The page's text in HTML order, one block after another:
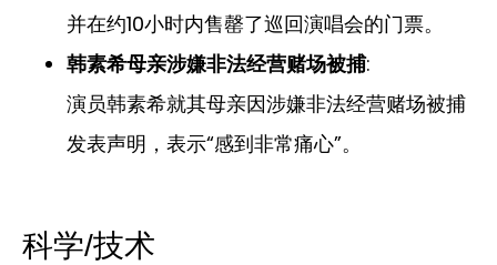
并在约10小时内售罄了巡回演唱会的门票。
韩素希母亲涉嫌非法经营赌场被捕:
演员韩素希就其母亲因涉嫌非法经营赌场被捕
发表声明，表示“感到非常痛心”。
科学/技术